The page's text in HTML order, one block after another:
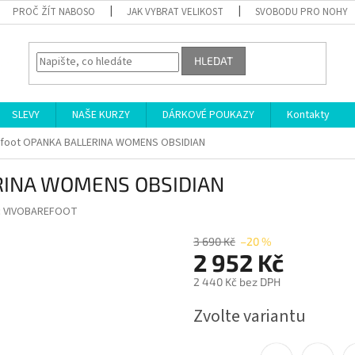
PROČ ŽÍT NABOSO JAK VYBRAT VELIKOST SVOBODU PRO NOHY
HLEDAT
SLEVY NAŠE KURZY DÁRKOVÉ POUKAZY
Kontakty
OPANKA BALLERINA WOMENS OBSIDIAN
WOMENS OBSIDIAN
VIVOBAREFOOT
3 690 Kč –20 %
2 952 Kč
2 440 Kč bez DPH
cena:
Zvolte variantu